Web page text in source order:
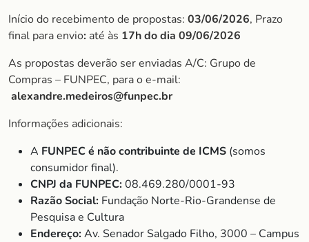
Início do recebimento de propostas: 03/06/2026, Prazo
final para envio: até às 17h do dia 09/06/2026
As propostas deverão ser enviadas A/C: Grupo de
Compras – FUNPEC, para o e-mail:
alexandre.medeiros@funpec.br
Informações adicionais:
A FUNPEC é não contribuinte de ICMS (somos
consumidor final).
CNPJ da FUNPEC:08.469.280/0001-93
Razão Social: Fundação Norte-Rio-Grandense de
Pesquisa e Cultura
Endereço:Av. Senador Salgado Filho, 3000 – Campus